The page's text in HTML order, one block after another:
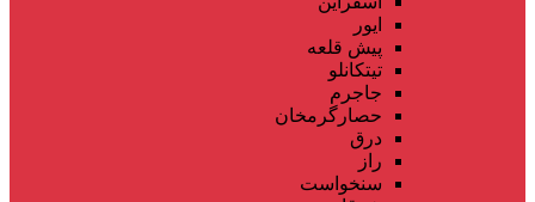
ایور
پیش قلعه
تیتکانلو
جاجرم
حصارگرمخان
درق
راز
سنخواست